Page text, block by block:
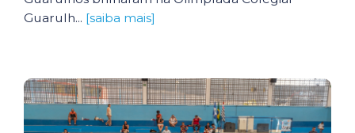
Guarulh... [saiba mais]